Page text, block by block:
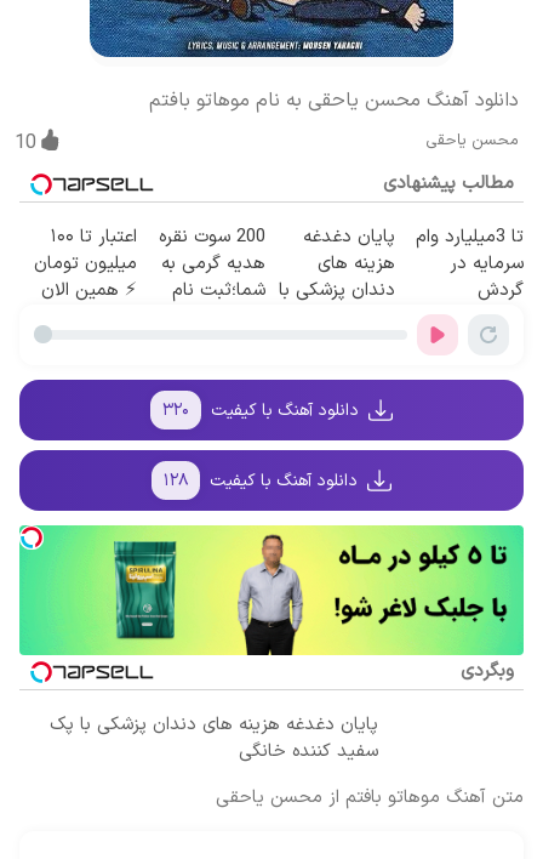
دانلود آهنگ محسن یاحقی به نام موهاتو بافتم
محسن یاحقی 10
مطالب پیشنهادی
تا 3میلیارد وام
سرمایه در
گردش
فروشندگان =>
فروشگاهت رو
پایان دغدغه
هزینه های
دندان پزشکی با
200 سوت نقره
هدیه گرمی به
شما؛ثبت نام
اعتبار تا ۱۰۰
میلیون تومان
⚡ همین الان
اعتبار بده ✅
دانلود آهنگ با کیفیت ۳۲۰
دانلود آهنگ با کیفیت ۱۲۸
وبگردی
پایان دغدغه هزینه های دندان پزشکی با پک
سفید کننده خانگی
متن آهنگ موهاتو بافتم از محسن یاحقی